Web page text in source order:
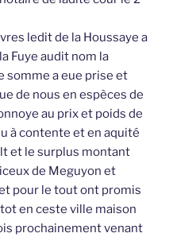
ledit de la Houssaye a
Fuye audit nom la
somme a eue prise et
de nous en espèces de
au prix et poids de
à contente et en aquité
et le surplus montant
de Meguyon et
pour le tout ont promis
en ceste ville maison
prochainement venant